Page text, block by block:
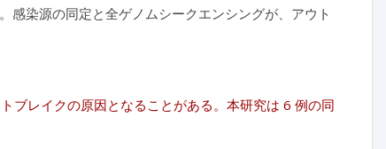
感染源の同定と全ゲノムシークエンシングが、アウト
ブレイクの原因となることがある。本研究は 6 例の同